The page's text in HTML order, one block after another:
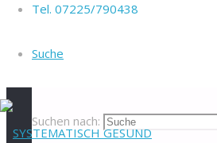
Tel. 07225/790438
Suche
Suchen nach:
in